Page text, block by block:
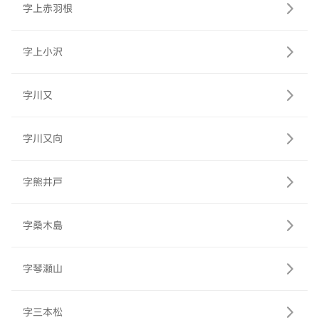
字上赤羽根
字上小沢
字川又
字川又向
字熊井戸
字桑木島
字琴瀬山
字三本松